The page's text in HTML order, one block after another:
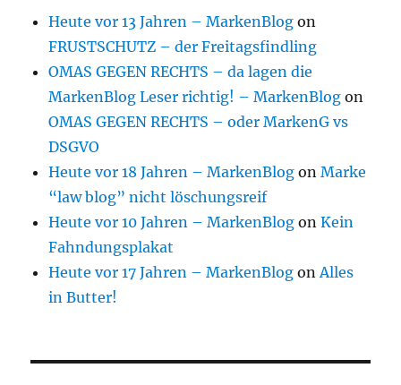
Heute vor 13 Jahren – MarkenBlog on
FRUSTSCHUTZ – der Freitagsfindling
OMAS GEGEN RECHTS – da lagen die
MarkenBlog Leser richtig! – MarkenBlog on
OMAS GEGEN RECHTS – oder MarkenG vs
DSGVO
Heute vor 18 Jahren – MarkenBlog onMarke
“law blog” nicht löschungsreif
Heute vor 10 Jahren – MarkenBlog onKein
Fahndungsplakat
Heute vor 17 Jahren – MarkenBlog onAlles
in Butter!